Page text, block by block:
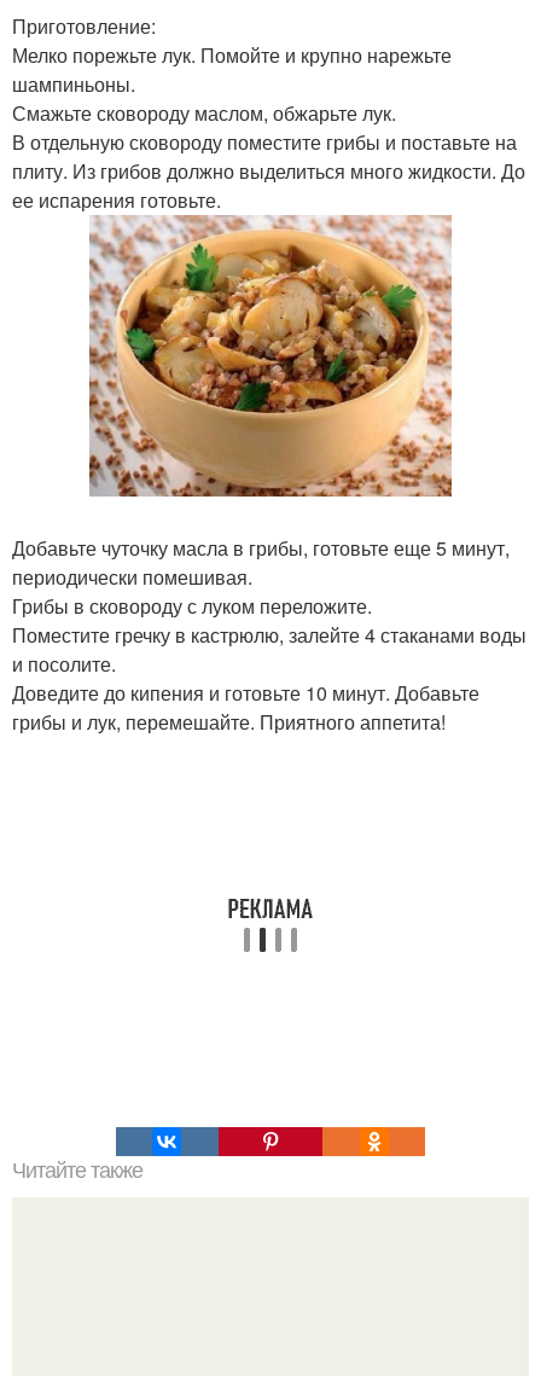
Приготовление:
Мелко порежьте лук. Помойте и крупно нарежьте
шампиньоны.
Смажьте сковороду маслом, обжарьте лук.
В отдельную сковороду поместите грибы и поставьте на
плиту. Из грибов должно выделиться много жидкости. До
ее испарения готовьте.
Добавьте чуточку масла в грибы, готовьте еще 5 минут,
периодически помешивая.
Грибы в сковороду с луком переложите.
Поместите гречку в кастрюлю, залейте 4 стаканами воды
и посолите.
Доведите до кипения и готовьте 10 минут. Добавьте
грибы и лук, перемешайте. Приятного аппетита!
Читайте также